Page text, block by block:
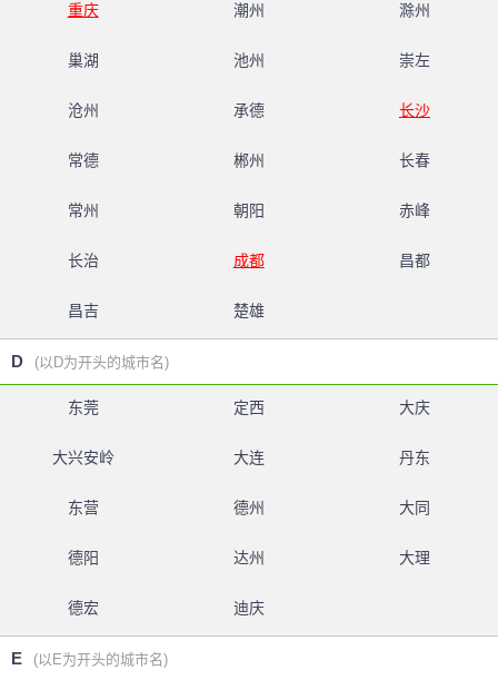
重庆 潮州 滁州
巢湖 池州 崇左
沧州 承德 长沙
常德 郴州 长春
常州 朝阳 赤峰
长治 成都 昌都
昌吉 楚雄
D (以D为开头的城市名)
东莞 定西 大庆
大兴安岭 大连 丹东
东营 德州 大同
德阳 达州 大理
德宏 迪庆
E (以E为开头的城市名)